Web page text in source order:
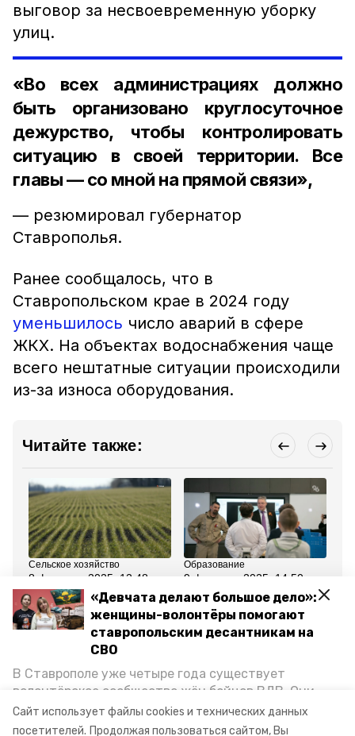
Сайт использует файлы cookies и технических данных
посетителей. Продолжая пользоваться сайтом, Вы
«Девчата делают большое дело»:
женщины-волонтёры помогают
ставропольским десантникам на
СВО
В Ставрополе уже четыре года существует
волонтёрское сообщество жён бойцов ВДВ. Они
организуют сборы вещей и продуктов для
участников спецоперации и лично отвозят всё это
выговор за несвоевременную уборку
улиц.
«Во всех администрациях должно
быть организовано круглосуточное
дежурство, чтобы контролировать
ситуацию в своей территории. Все
главы — со мной на прямой связи»,
— резюмировал губернатор
Ставрополья.
Ранее сообщалось, что в
Ставропольском крае в 2024 году
уменьшилось число аварий в сфере
ЖКХ. На объектах водоснабжения чаще
всего нештатные ситуации происходили
из-за износа оборудования.
Читайте также:
Сельское хозяйство
8 февраля 2025, 12:48
Подготовка к весенне-
полевым работам
началась на
Ставрополье
Образование
9 февраля 2025, 14:50
Владимир Владимиров
проинспектировал
новые школы
Ставрополя и
Михайловска
Все новости
жкх губернатор владимир владимиров